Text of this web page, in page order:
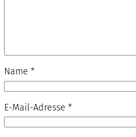
Name *
E-Mail-Adresse *